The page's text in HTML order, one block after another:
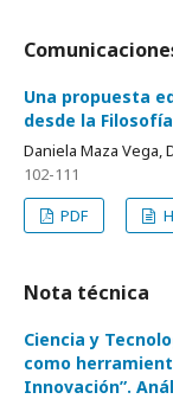
Una propuesta
desde la
Daniela Maza Vega,
102-111
PDF
Nota técnica
Ciencia y
como
Innovación”.